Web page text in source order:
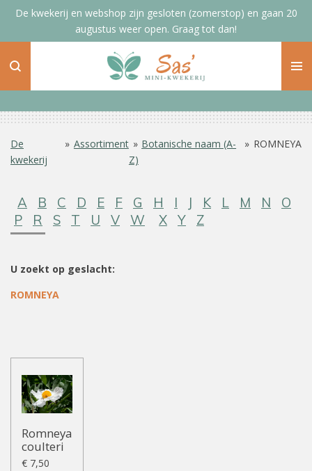
Ga
de
De kwekerij en webshop zijn gesloten (zomerstop) en gaan 20
augustus weer open. Graag tot dan!
De
kwekerij
» Assortiment » Botanische naam (A-
Z)
» ROMNEYA
A B C D E F G H I J K L M N
O
P
R S T U V W X Y Z
U zoekt op geslacht:
ROMNEYA
Romneya
coulteri
€ 7,50